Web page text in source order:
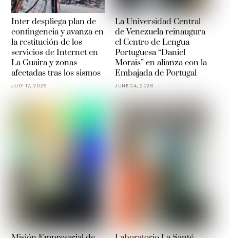
Inter despliega plan de
contingencia y avanza en
la restitución de los
servicios de Internet en
La Guaira y zonas
afectadas tras los sismos
JULY 17, 2026
La Universidad Central
de Venezuela reinaugura
el Centro de Lengua
Portuguesa “Daniel
Morais” en alianza con la
Embajada de Portugal
JUNE 24, 2026